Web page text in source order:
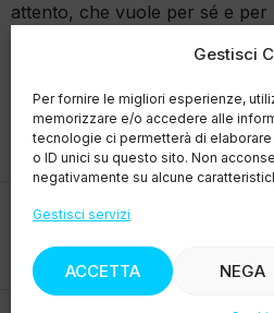
Gestisci
Per fornire le migliori esperienze,
memorizzare e/o accedere alle
tecnologie ci permetterà di
o ID unici su questo sito. Non
negativamente su alcune
Gestisci servizi
ACCETTA NEGA
attento, che vuole per sé e per
propria famiglia il meglio che si
filiera controllata.
© Copyright2015-2025